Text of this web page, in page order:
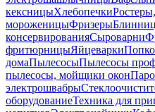
кексницыХлебопечки
мороженицыФризеры
консервированияСыроварни
фритюрницыЯйцеварки
домаПылесосыПылесосы
пылесосы, мойщики окон
электрошвабры
оборудованиеТехника для